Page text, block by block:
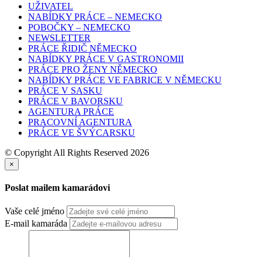
UŽIVATEL
NABÍDKY PRÁCE – NEMECKO
POBOČKY – NEMECKO
NEWSLETTER
PRÁCE ŘIDIČ NĚMECKO
NABÍDKY PRÁCE V GASTRONOMII
PRÁCE PRO ŽENY NĚMECKO
NABÍDKY PRÁCE VE FABRICE V NĚMECKU
PRÁCE V SASKU
PRÁCE V BAVORSKU
AGENTURA PRÁCE
PRACOVNÍ AGENTURA
PRÁCE VE ŠVÝCARSKU
© Copyright All Rights Reserved 2026
×
Poslat mailem kamarádovi
Vaše celé jméno
E-mail kamaráda